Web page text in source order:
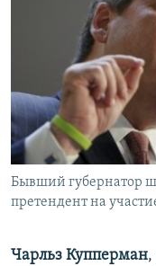
Бывший губернатор
претендент на
Чарльз Купперман,